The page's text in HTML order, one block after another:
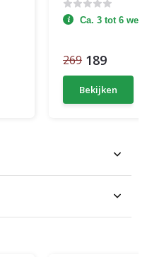
Ca. 3 tot 6
269 189
Bekijken